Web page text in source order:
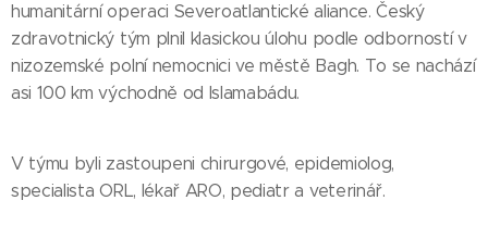
humanitární operaci Severoatlantické aliance. Český
zdravotnický tým plnil klasickou úlohu podle odborností v
nizozemské polní nemocnici ve městě Bagh. To se nachází
asi 100 km východně od Islamabádu.
V týmu byli zastoupeni chirurgové, epidemiolog,
specialista ORL, lékař ARO, pediatr a veterinář.